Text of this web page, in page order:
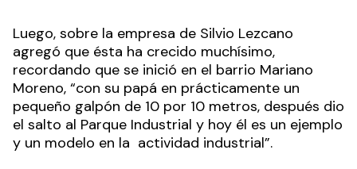
Luego, sobre la empresa de Silvio Lezcano
agregó que ésta ha crecido muchísimo,
recordando que se inició en el barrio Mariano
Moreno, “con su papá en prácticamente un
pequeño galpón de 10 por 10 metros, después dio
el salto al Parque Industrial y hoy él es un ejemplo
y un modelo en la actividad industrial”.